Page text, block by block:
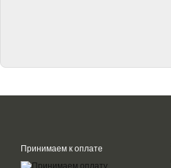
Принимаем к оплате